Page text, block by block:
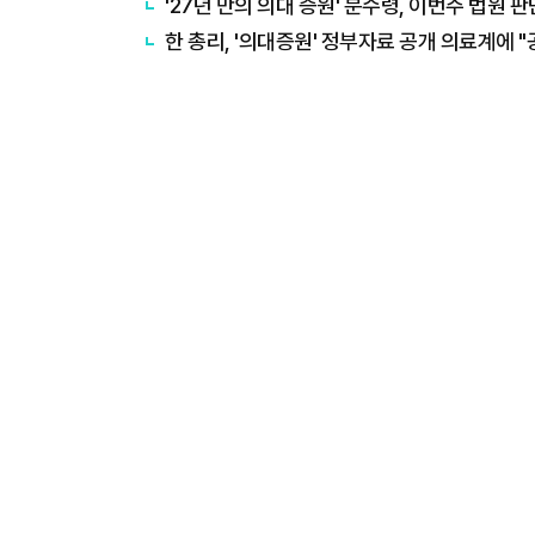
'27년 만의 의대 증원' 분수령, 이번주 법원 판
한 총리, '의대증원' 정부자료 공개 의료계에 "